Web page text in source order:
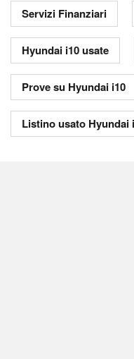
Servizi Finanziari
Hyundai i10 usate
Prove su Hyundai i10
Listino usato Hyundai